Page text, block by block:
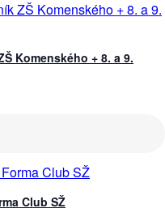
Komenského + 8. a 9.
Club SŽ